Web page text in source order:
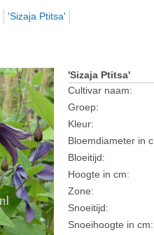
'Sizaja Ptitsa'
'Sizaja Ptitsa'
Cultivar naam:
Groep:
Kleur:
Bloemdiameter in
Bloeitijd:
Hoogte in cm:
Zone:
Snoeitijd:
Snoeihoogte in cm: